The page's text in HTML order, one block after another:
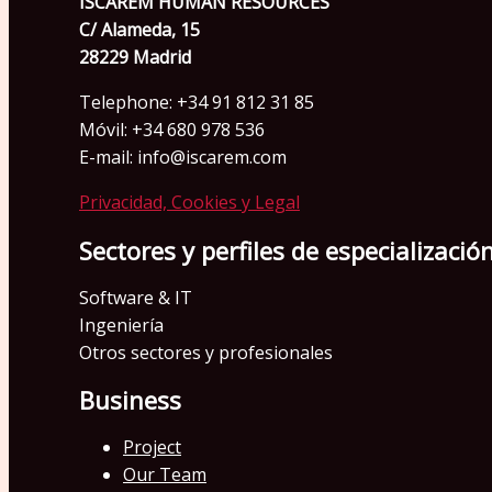
C/ Alameda, 15
28229 Madrid
Telephone: +34 91 812 31 85
Móvil: +34 680 978 536
E-mail: info@iscarem.com
Privacidad, Cookies y Legal
Sectores y perfiles de
Software & IT
Ingeniería
Otros sectores y profesionales
Business
Project
Our Team